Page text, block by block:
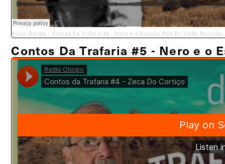
Radio Olisipo · Contos Da Trafaria #5 - Nero e o Estúdio Pipa De Vinho Records
Contos Da Trafaria #5 - Nero e o